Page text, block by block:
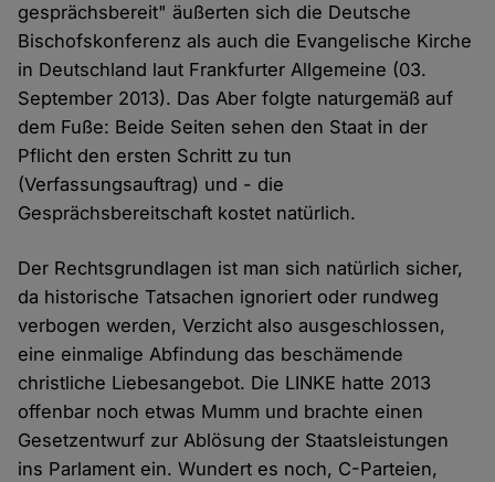
gesprächsbereit" äußerten sich die Deutsche
Bischofskonferenz als auch die Evangelische Kirche
in Deutschland laut Frankfurter Allgemeine (03.
September 2013). Das Aber folgte naturgemäß auf
dem Fuße: Beide Seiten sehen den Staat in der
Pflicht den ersten Schritt zu tun
(Verfassungsauftrag) und - die
Gesprächsbereitschaft kostet natürlich.
Der Rechtsgrundlagen ist man sich natürlich sicher,
da historische Tatsachen ignoriert oder rundweg
verbogen werden, Verzicht also ausgeschlossen,
eine einmalige Abfindung das beschämende
christliche Liebesangebot. Die LINKE hatte 2013
offenbar noch etwas Mumm und brachte einen
Gesetzentwurf zur Ablösung der Staatsleistungen
ins Parlament ein. Wundert es noch, C-Parteien,